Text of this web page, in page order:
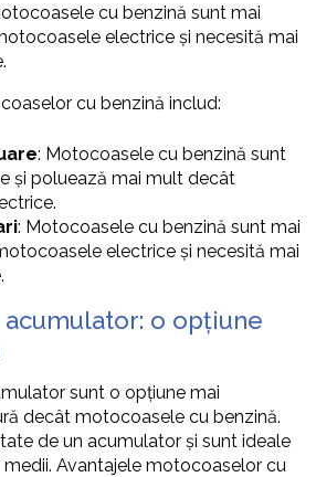
cu benzină sunt mai
electrice și necesită mai
cu benzină includ:
: Motocoasele cu benzină sunt
și poluează mai mult decât
: Motocoasele cu benzină sunt mai
electrice și necesită mai
o opțiune
sunt o opțiune mai
decât motocoasele cu benzină.
de un acumulator și sunt ideale
Avantajele motocoaselor cu